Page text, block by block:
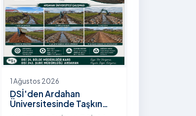
Ardahan’ın ekonomik ve
sosyo-kültürel gelişimine katkı
sağlayacak ortak projeler
değerlendirildi.
1 Ağustos 2026
DSİ'den Ardahan
Üniversitesinde Taşkın
Koruma Projesi: İstifli Taş